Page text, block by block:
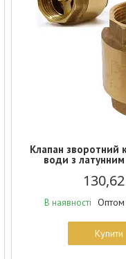
Клапан зворотний
води з
В наявності Оптом
Купити